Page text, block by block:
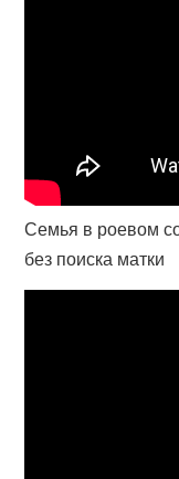
Семья в роевом
без поиска матки